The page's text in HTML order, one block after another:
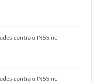
contra o INSS no
contra o INSS no